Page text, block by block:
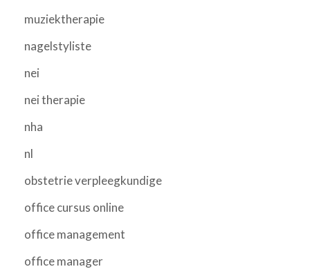
muziektherapie
nagelstyliste
nei
nei therapie
nha
nl
obstetrie verpleegkundige
office cursus online
office management
office manager